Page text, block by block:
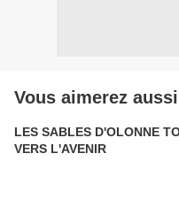
Vous aimerez aussi
LES SABLES D'OLONNE
VERS L'AVENIR